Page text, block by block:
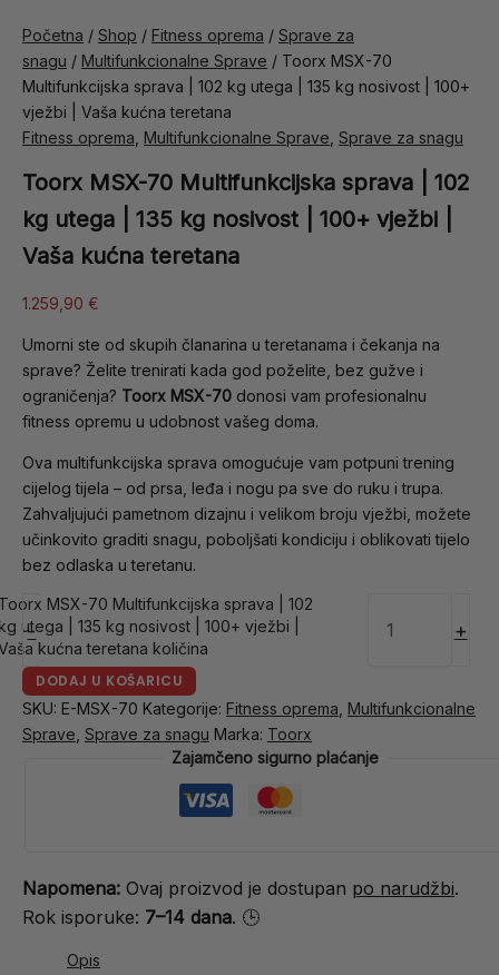
Početna / Shop / Fitness oprema / Sprave za
snagu / Multifunkcionalne Sprave / Toorx MSX-70
Multifunkcijska sprava | 102 kg utega | 135 kg nosivost | 100+
vježbi | Vaša kućna teretana
Fitness oprema Multifunkcionalne Sprave Sprave za snagu
Toorx MSX-70 Multifunkcijska sprava | 102
kg utega | 135 kg nosivost | 100+ vježbi |
Vaša kućna teretana
1.259,90 €
Umorni ste od skupih članarina u teretanama i čekanja na
sprave? Želite trenirati kada god poželite, bez gužve i
ograničenja? Toorx MSX-70 donosi vam profesionalnu
fitness opremu u udobnost vašeg doma.
Ova multifunkcijska sprava omogućuje vam potpuni trening
cijelog tijela – od prsa, leđa i nogu pa sve do ruku i trupa.
Zahvaljujući pametnom dizajnu i velikom broju vježbi, možete
učinkovito graditi snagu, poboljšati kondiciju i oblikovati tijelo
bez odlaska u teretanu.
-
MSX-70 Multifunkcijska sprava | 102
utega | 135 kg nosivost | 100+ vježbi |
kućna teretana količina
+
DODAJ U KOŠARICU
SKU: E-MSX-70 Kategorije: Fitness oprema, Multifunkcionalne
Sprave, Sprave za snagu Marka: Toorx
Zajamčeno sigurno plaćanje
Napomena: Ovaj proizvod je dostupan po narudžbi.
Rok isporuke: 7–14 dana. 🕒
Opis